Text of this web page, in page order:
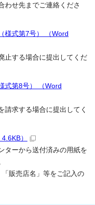
せ先までご連絡くださ
様式第7号） （Word
止する場合に提出してくだ
式第8号） （Word
請求する場合に提出してく
）
ターから送付済みの用紙を
「販売店名」等をご記入の